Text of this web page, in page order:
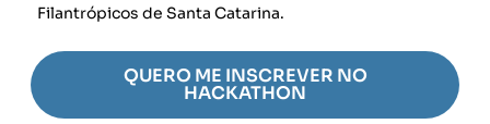
Filantrópicos de Santa Catarina.
QUERO ME INSCREVER NO
HACKATHON